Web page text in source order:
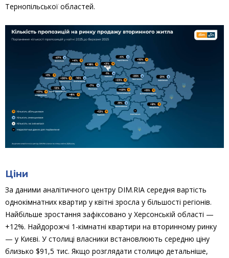
Тернопільської областей.
Ціни
За даними аналітичного центру DIM.RIA середня вартість
однокімнатних квартир у квітні зросла у більшості регіонів.
Найбільше зростання зафіксовано у Херсонській області —
+12%. Найдорожчі 1-кімнатні квартири на вторинному ринку
— у Києві. У столиці власники встановлюють середню ціну
близько $91,5 тис. Якщо розглядати столицю детальніше,